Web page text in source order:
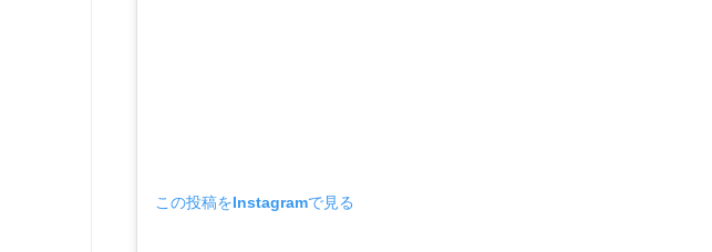
この投稿をInstagramで見る